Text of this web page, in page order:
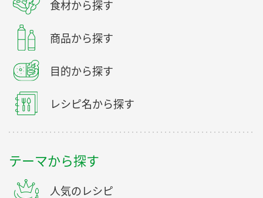
食材から探す
商品から探す
目的から探す
レシピ名から探す
テーマから探す
人気のレシピ